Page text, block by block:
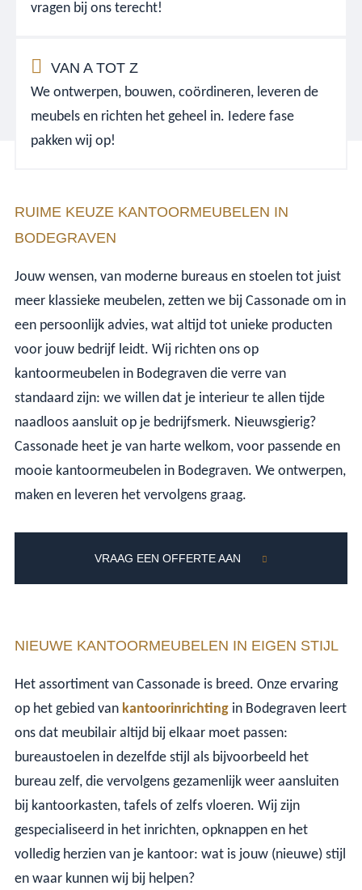
vragen bij ons terecht!
VAN A TOT Z
We ontwerpen, bouwen, coördineren, leveren de
meubels en richten het geheel in. Iedere fase
pakken wij op!
RUIME KEUZE KANTOORMEUBELEN IN
BODEGRAVEN
Jouw wensen, van moderne bureaus en stoelen tot juist
meer klassieke meubelen, zetten we bij Cassonade om in
een persoonlijk advies, wat altijd tot unieke producten
voor jouw bedrijf leidt. Wij richten ons op
kantoormeubelen in Bodegraven die verre van
standaard zijn: we willen dat je interieur te allen tijde
naadloos aansluit op je bedrijfsmerk. Nieuwsgierig?
Cassonade heet je van harte welkom, voor passende en
mooie kantoormeubelen in Bodegraven. We ontwerpen,
maken en leveren het vervolgens graag.
VRAAG EEN OFFERTE AAN
NIEUWE KANTOORMEUBELEN IN EIGEN STIJL
Het assortiment van Cassonade is breed. Onze ervaring
op het gebied van kantoorinrichting in Bodegraven leert
ons dat meubilair altijd bij elkaar moet passen:
bureaustoelen in dezelfde stijl als bijvoorbeeld het
bureau zelf, die vervolgens gezamenlijk weer aansluiten
bij kantoorkasten, tafels of zelfs vloeren. Wij zijn
gespecialiseerd in het inrichten, opknappen en het
volledig herzien van je kantoor: wat is jouw (nieuwe) stijl
en waar kunnen wij bij helpen?